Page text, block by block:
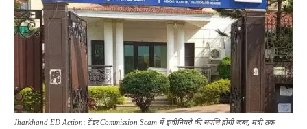
Jharkhand ED Action: टेंडर Commission Scam में इंजीनियरों की संपत्ति होगी जब्त, मंत्री तक